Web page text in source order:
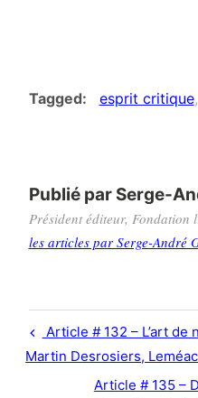
Tagged esprit critique
Publié par Serge-
Président éditeur, Fondation
les articles par Serge-André
Navigation
de
l’article
Previous
Post
Article # 132 – L’art
Martin Desrosiers,
Next
Article # 135 –